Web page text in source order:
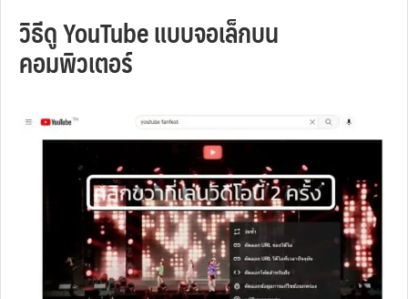
วิธีดู YouTube แบบจอเล็กบน
คอมพิวเตอร์